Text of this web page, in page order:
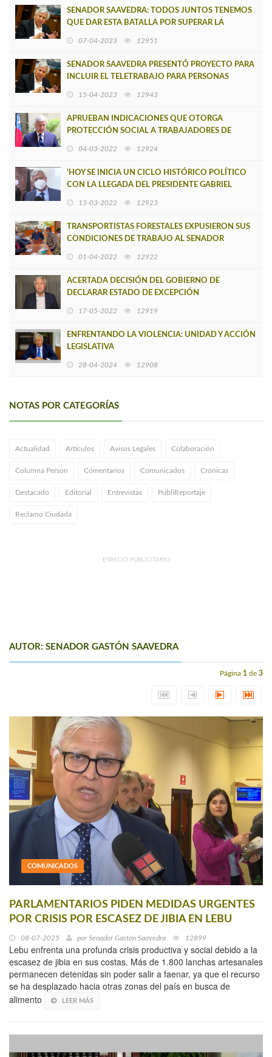
SENADOR SAAVEDRA: TODOS JUNTOS TENEMOS
QUE DAR ESTA BATALLA POR SUPERAR LA
07-04-2023 12951
SENADOR SAAVEDRA PRESENTÓ PROYECTO PARA
INCLUIR EL TELETRABAJO PARA PERSONAS
15-04-2023 12943
APRUEBAN INDICACIONES QUE OTORGA
PROTECCIÓN SOCIAL A TRABAJADORES DE
04-03-2022 12924
'HOY SE INICIA UN CICLO HISTÓRICO POLÍTICO
CON LA LLEGADA DEL PRESIDENTE GABRIEL
13-03-2022 12923
TRANSPORTISTAS FORESTALES EXPUSIERON SUS
CONDICIONES DE TRABAJO AL SENADOR
01-04-2022 12922
ACERTADA DECISIÓN DEL GOBIERNO DE
DECLARAR ESTADO DE EXCEPCIÓN
17-05-2022 12919
ENFRENTANDO LA VIOLENCIA: UNIDAD Y ACCIÓN
LEGISLATIVA
28-04-2024 12908
NOTAS POR CATEGORÍAS
Actualidad Artículos Avisos Legales Colaboración
Columna Person Comentarios Comunicados Crónicas
Destacado Editorial Entrevistas PubliReportaje
Reclamo Ciudada
ESPACIO PUBLICITARIO
AUTOR: SENADOR GASTÓN SAAVEDRA
Página 1 de 3
COMUNICADOS
PARLAMENTARIOS PIDEN MEDIDAS URGENTES
POR CRISIS POR ESCASEZ DE JIBIA EN LEBU
08-07-2025 por Senador Gastón Saavedra 12899
Lebu enfrenta una profunda crisis productiva y social debido a la
escasez de jibia en sus costas. Más de 1.800 lanchas artesanales
permanecen detenidas sin poder salir a faenar, ya que el recurso
se ha desplazado hacia otras zonas del país en busca de
alimento
LEER MÁS